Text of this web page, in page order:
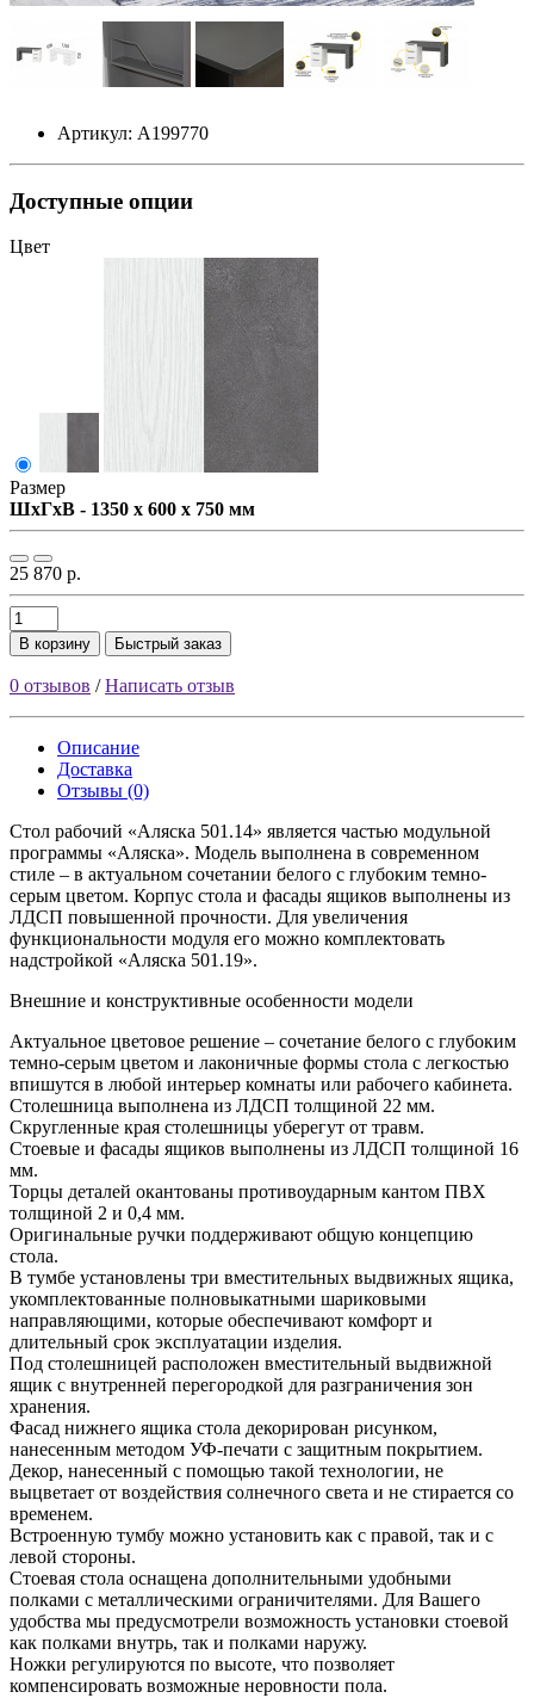
Артикул: А199770
Доступные опции
Цвет
Размер
ШxГxВ - 1350 x 600 x 750 мм
25 870 р.
В корзину Быстрый заказ
0 отзывов /Написать отзыв
Описание
Доставка
Отзывы (0)
Стол рабочий «Аляска 501.14» является частью модульной
программы «Аляска». Модель выполнена в современном
стиле – в актуальном сочетании белого с глубоким темно-
серым цветом. Корпус стола и фасады ящиков выполнены из
ЛДСП повышенной прочности. Для увеличения
функциональности модуля его можно комплектовать
надстройкой «Аляска 501.19».
Внешние и конструктивные особенности модели
Актуальное цветовое решение – сочетание белого с глубоким
темно-серым цветом и лаконичные формы стола с легкостью
впишутся в любой интерьер комнаты или рабочего кабинета.
Столешница выполнена из ЛДСП толщиной 22 мм.
Скругленные края столешницы уберегут от травм.
Стоевые и фасады ящиков выполнены из ЛДСП толщиной 16
мм.
Торцы деталей окантованы противоударным кантом ПВХ
толщиной 2 и 0,4 мм.
Оригинальные ручки поддерживают общую концепцию
стола.
В тумбе установлены три вместительных выдвижных ящика,
укомплектованные полновыкатными шариковыми
направляющими, которые обеспечивают комфорт и
длительный срок эксплуатации изделия.
Под столешницей расположен вместительный выдвижной
ящик с внутренней перегородкой для разграничения зон
хранения.
Фасад нижнего ящика стола декорирован рисунком,
нанесенным методом УФ-печати с защитным покрытием.
Декор, нанесенный с помощью такой технологии, не
выцветает от воздействия солнечного света и не стирается со
временем.
Встроенную тумбу можно установить как с правой, так и с
левой стороны.
Стоевая стола оснащена дополнительными удобными
полками с металлическими ограничителями. Для Вашего
удобства мы предусмотрели возможность установки стоевой
как полками внутрь, так и полками наружу.
Ножки регулируются по высоте, что позволяет
компенсировать возможные неровности пола.